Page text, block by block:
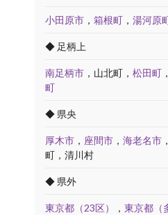
小田原市 ， 箱根町 ， 湯河原
◆ 足柄上
南足柄市 ，山北町， 松田町 ，
町
◆ 県央
厚木市 ， 座間市 ， 海老名市 ，
町，清川村
◆ 県外
東京都（23区） ， 東京都（